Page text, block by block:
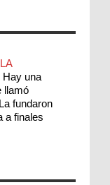
Hay una
llamó
fundaron
a finales